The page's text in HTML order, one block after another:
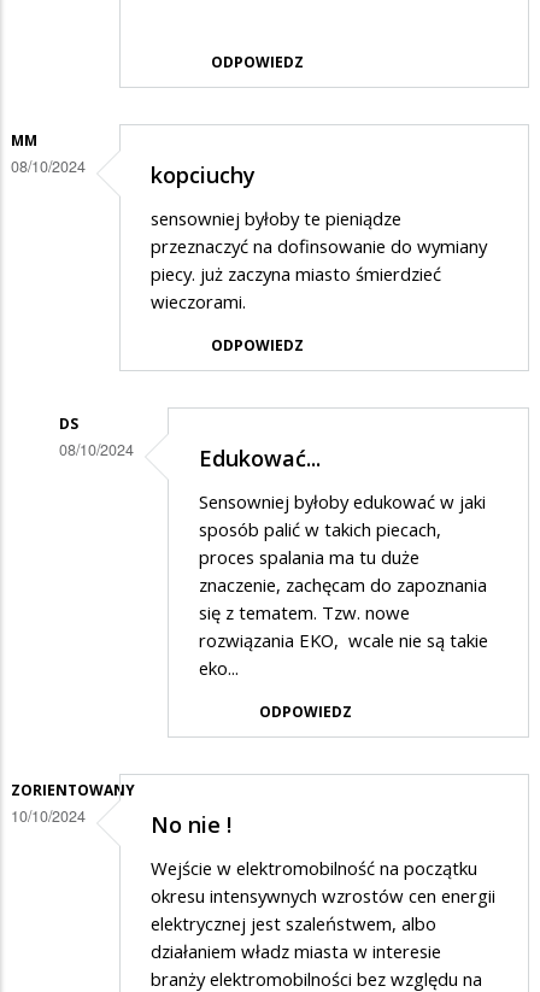
ODPOWIEDZ
MM
08/10/2024 kopciuchy
sensowniej byłoby te pieniądze
przeznaczyć na dofinsowanie do wymiany
piecy. już zaczyna miasto śmierdzieć
wieczorami.
ODPOWIEDZ
DS
08/10/2024 Edukować...
Sensowniej byłoby edukować w jaki
sposób palić w takich piecach,
proces spalania ma tu duże
znaczenie, zachęcam do zapoznania
się z tematem. Tzw. nowe
rozwiązania EKO, wcale nie są takie
eko...
ODPOWIEDZ
ZORIENTOWANY
10/10/2024 No nie !
Wejście w elektromobilność na początku
okresu intensywnych wzrostów cen energii
elektrycznej jest szaleństwem, albo
działaniem władz miasta w interesie
branży elektromobilności bez względu na